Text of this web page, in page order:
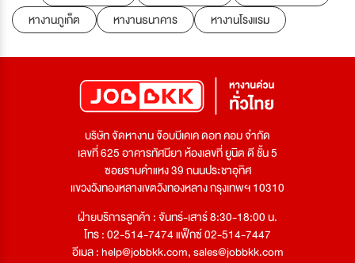
หางานภูเก็ต
หางานธนาคาร หางานโรงแรม
บริษัท จัดหางาน จ๊อบบีเคเค ดอท คอม จำกัด
เลขที่ 625 อาคารทัศนียา ห้องเลขที่ ยูนิต ดี ชั้น 5
ซอยรามคำแหง 39 ถนนประชาอุทิศ
แขวงวังทองหลางเขตวังทองหลาง กรุงเทพฯ 10310
ฝ่ายบริการลูกค้า : จันทร์-เสาร์ 8:30-18:00 น.
โทร : 02-514-7474 แฟ็กซ์ 02-514-7447
อีเมล :help@jobbkk.com,sales@jobbkk.com